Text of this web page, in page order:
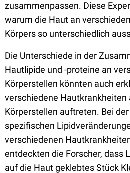
zusammenpassen. Diese
warum die Haut an
Körpers so unterschiedlich
Die Unterschiede in der
Hautlipide und -proteine an
Körperstellen könnten auch
verschiedene Hautkrankheiten
Körperstellen auftreten. Bei
spezifischen
verschiedenen
entdeckten die Forscher, dass
auf die Haut geklebtes Stück